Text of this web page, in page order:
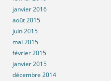
janvier 2016
août 2015
juin 2015
mai 2015
février 2015
janvier 2015
décembre 2014